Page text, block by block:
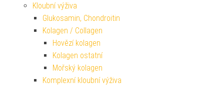
Kloubní výživa
Glukosamin, Chondroitin
Kolagen / Collagen
Hovězí kolagen
Kolagen ostatní
Mořský kolagen
Komplexní kloubní výživa